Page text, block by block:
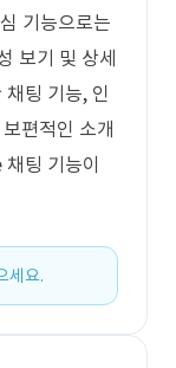
기능으로는
보기 및 상세
팅 기능, 인
편적인 소개
팅 기능이
세요.